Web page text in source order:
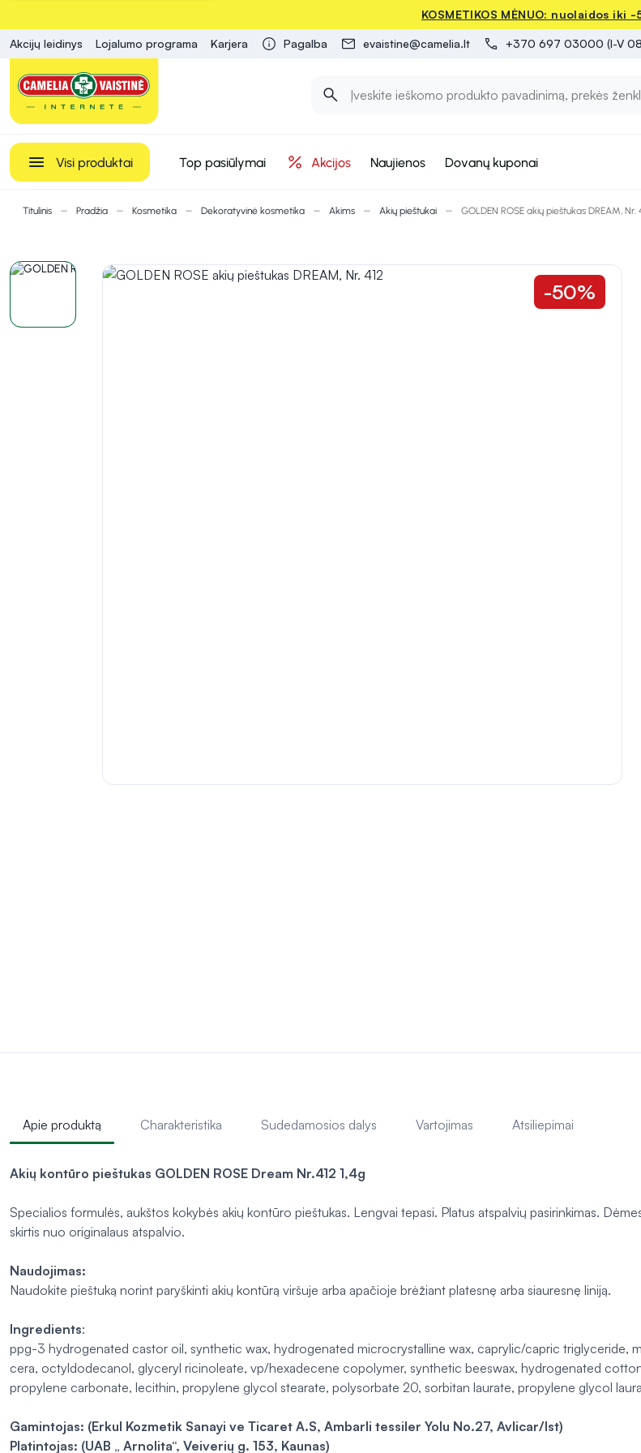
KOSMETIKOS MĖNUO: nuolaidos iki -
Akcijų leidinys Lojalumo programa Karjera Pagalba evaistine@camelia.lt +370 697 03000 (I-V
Visi produktai Top pasiūlymai Akcijos Naujienos Dovanų kuponai
Titulinis Pradžia Kosmetika Dekoratyvinė kosmetika Akims Akių pieštukai GOLDEN ROSE akių pieštukas DREAM, Nr.
-50%
Apie produktą Charakteristika Sudedamosios dalys Vartojimas Atsiliepimai
Akių kontūro pieštukas GOLDEN ROSE Dream Nr.412 1,4g
Specialios formulės, aukštos kokybės akių kontūro pieštukas. Lengvai tepasi. Platus atspalvių pasirinkimas.
skirtis nuo originalaus atspalvio.
Naudojimas:
Naudokite pieštuką norint paryškinti akių kontūrą viršuje arba apačioje brėžiant platesnę arba siauresnę liniją.
Ingredients:
ppg-3 hydrogenated castor oil, synthetic wax, hydrogenated microcrystalline wax, caprylic/capric triglyceride,
cera, octyldodecanol, glyceryl ricinoleate, vp/hexadecene copolymer, synthetic beeswax, hydrogenated
propylene carbonate, lecithin, propylene glycol stearate, polysorbate 20, sorbitan laurate, propylene glycol
Gamintojas: (Erkul Kozmetik Sanayi ve Ticaret A.S, Ambarli tessiler Yolu No.27, Avlicar/Ist)
Platintojas: (UAB „ Arnolita“, Veiverių g. 153, Kaunas)